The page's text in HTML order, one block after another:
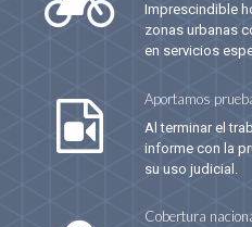
Imprescindible
zonas urbanas
en servicios
Aportamos
Al terminar el
informe con la
su uso judicial.
Cobertura